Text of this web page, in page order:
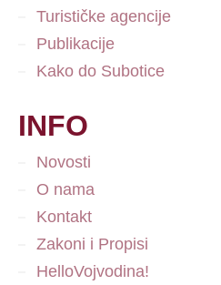
Turističke agencije
Publikacije
Kako do Subotice
INFO
Novosti
O nama
Kontakt
Zakoni i Propisi
HelloVojvodina!